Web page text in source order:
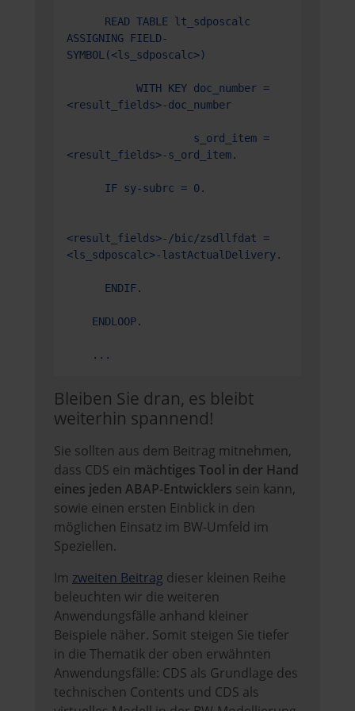
READ TABLE lt_sdposcalc
ASSIGNING FIELD-
SYMBOL(<ls_sdposcalc>)
WITH KEY doc_number =
<result_fields>-doc_number
s_ord_item =
<result_fields>-s_ord_item.
IF sy-subrc = 0.
<result_fields>-/bic/zsdllfdat =
<ls_sdposcalc>-lastActualDelivery.
ENDIF.
ENDLOOP.
...
Bleiben Sie dran, es bleibt
weiterhin spannend!
Sie sollten aus dem Beitrag mitnehmen,
dass CDS ein mächtiges Tool in der Hand
eines jeden ABAP-Entwicklers sein kann,
sowie einen ersten Einblick in den
möglichen Einsatz im BW-Umfeld im
Speziellen.
Im zweiten Beitrag dieser kleinen Reihe
beleuchten wir die weiteren
Anwendungsfälle anhand kleiner
Beispiele näher. Somit steigen Sie tiefer
in die Thematik der oben erwähnten
Anwendungsfälle: CDS als Grundlage des
technischen Contents und CDS als